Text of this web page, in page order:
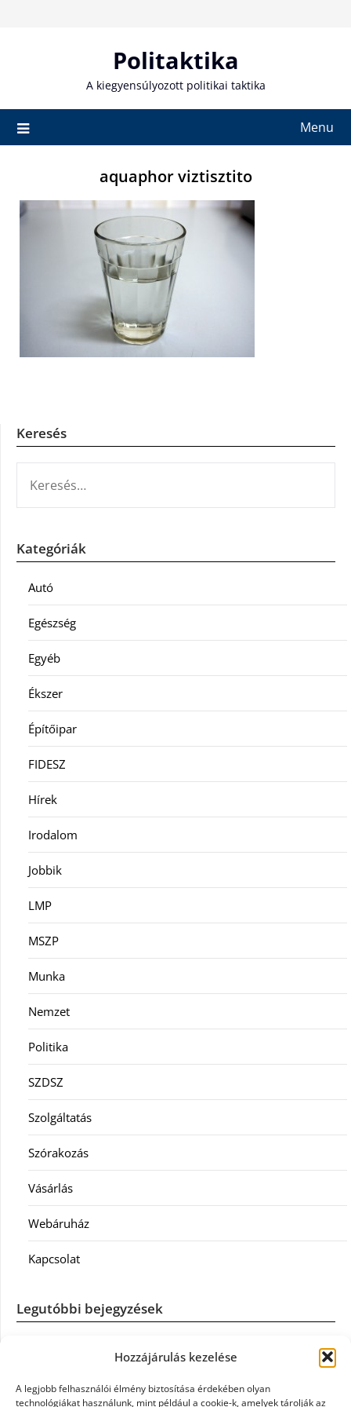
Hozzájárulás kezelése
A legjobb felhasználói élmény biztosítása érdekében olyan
technológiákat használunk, mint például a cookie-k, amelyek tárolják az
Politaktika
A kiegyensúlyozott politikai taktika
Menu
aquaphor viztisztito
Keresés
Kategóriák
Autó
Egészség
Egyéb
Ékszer
Építőipar
FIDESZ
Hírek
Irodalom
Jobbik
LMP
MSZP
Munka
Nemzet
Politika
SZDSZ
Szolgáltatás
Szórakozás
Vásárlás
Webáruház
Kapcsolat
Legutóbbi bejegyzések
Casco szélvédőcsere: mikor éri meg a biztosítást igénybe
Könyvelés: mikor érdemes könyvelőt váltani?